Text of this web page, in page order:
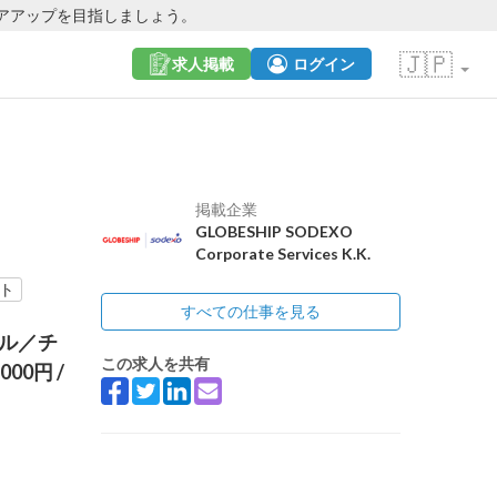
アップを目指しましょう。
🇯🇵
求人掲載 ログイン
／チ
円/
掲載企業
GLOBESHIP SODEXO
Corporate Services K.K.
すべての仕事を見る
この求人を共有